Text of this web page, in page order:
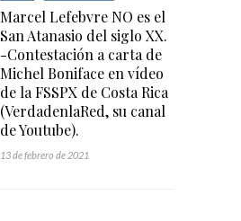
Marcel Lefebvre NO es el
San Atanasio del siglo XX.
-Contestación a carta de
Michel Boniface en vídeo
de la FSSPX de Costa Rica
(VerdadenlaRed, su canal
de Youtube).
13 de febrero de 2021